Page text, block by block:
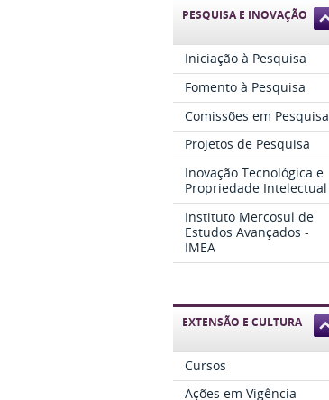
PESQUISA E INOVAÇÃO
Iniciação à Pesquisa
Fomento à Pesquisa
Comissões em Pesquisa
Projetos de Pesquisa
Inovação Tecnológica e
Propriedade Intelectual
Instituto Mercosul de
Estudos Avançados -
IMEA
EXTENSÃO E CULTURA
Cursos
Ações em Vigência